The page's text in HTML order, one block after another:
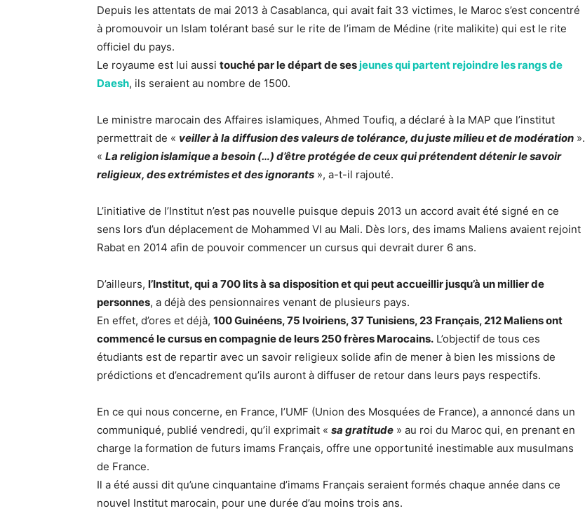
Depuis les attentats de mai 2013 à Casablanca, qui avait fait 33 victimes, le Maroc s’est concentré
à promouvoir un Islam tolérant basé sur le rite de l’imam de Médine (rite malikite) qui est le rite
officiel du pays.
Le royaume est lui aussi touché par le départ de sesjeunes qui partent rejoindre les rangs de
Daesh, ils seraient au nombre de 1500.
Le ministre marocain des Affaires islamiques, Ahmed Toufiq, a déclaré à la MAP que l’institut
permettrait de « veiller à la diffusion des valeurs de tolérance, du juste milieu et de modération ».
« La religion islamique a besoin (…) d’être protégée de ceux qui prétendent détenir le savoir
religieux, des extrémistes et des ignorants », a-t-il rajouté.
L’initiative de l’Institut n’est pas nouvelle puisque depuis 2013 un accord avait été signé en ce
sens lors d’un déplacement de Mohammed VI au Mali. Dès lors, des imams Maliens avaient rejoint
Rabat en 2014 afin de pouvoir commencer un cursus qui devrait durer 6 ans.
D’ailleurs, l’Institut, qui a 700 lits à sa disposition et qui peut accueillir jusqu’à un millier de
personnes, a déjà des pensionnaires venant de plusieurs pays.
En effet, d’ores et déjà, 100 Guinéens, 75 Ivoiriens, 37 Tunisiens, 23 Français, 212 Maliens ont
commencé le cursus en compagnie de leurs 250 frères Marocains. L’objectif de tous ces
étudiants est de repartir avec un savoir religieux solide afin de mener à bien les missions de
prédictions et d’encadrement qu’ils auront à diffuser de retour dans leurs pays respectifs.
En ce qui nous concerne, en France, l’UMF (Union des Mosquées de France), a annoncé dans un
communiqué, publié vendredi, qu’il exprimait « sa gratitude » au roi du Maroc qui, en prenant en
charge la formation de futurs imams Français, offre une opportunité inestimable aux musulmans
de France.
Il a été aussi dit qu’une cinquantaine d’imams Français seraient formés chaque année dans ce
nouvel Institut marocain, pour une durée d’au moins trois ans.